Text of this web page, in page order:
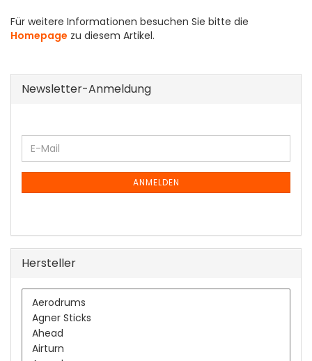
Für weitere Informationen besuchen Sie bitte die
Homepage zu diesem Artikel.
Newsletter-Anmeldung
WEITER
ZUR
NEWSLETTER-
E-
Mail
ANMELDEN
Hersteller